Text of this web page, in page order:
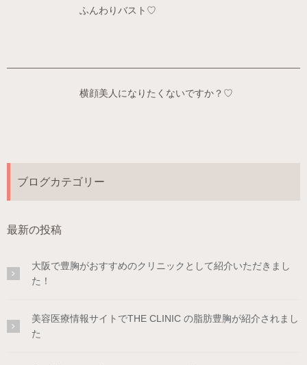
ふんわりバスト♡
横顔美人になりたくないですか？♡
ブログカテゴリー
最新の投稿
大阪で豊胸がおすすめのクリニックとして紹介いただきまし
た！
美容医療情報サイトでTHE CLINIC の脂肪豊胸が紹介されまし
た